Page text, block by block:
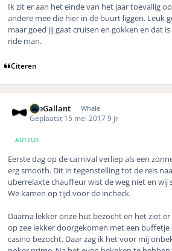
Ik zit er aan het einde van het jaar toevallig
andere mee die hier in de buurt liggen. Leuk
maar goed jij gaat cruisen en gokken en dat
ride man.
Citeren
TheGallant Whale
Geplaatst 15 mei 20179 jr
AUTEUR
Eerste dag op de carnival verliep als een
erg smooth. Dit in tegenstelling tot de reis
uberrelaxte chauffeur wist de weg niet en
We kamen op tijd voor de incheck.
Daarna lekker onze hut bezocht en het ziet
op zee lekker doorgekomen met een
casino bezocht. Daar zag ik het voor mij